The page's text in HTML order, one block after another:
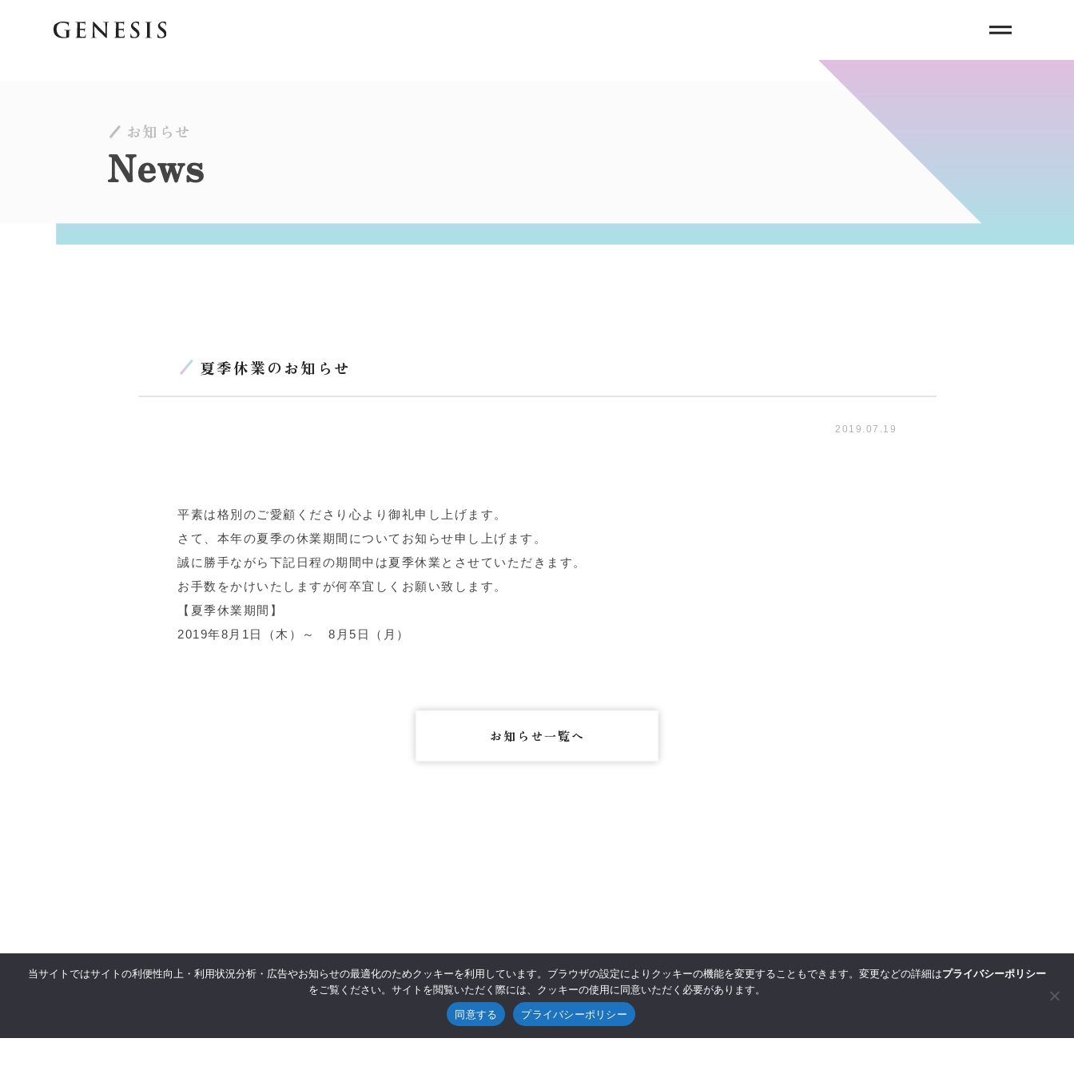
お知らせ
News
夏季休業のお知らせ
2019.07.19
平素は格別のご愛顧くださり心より御礼申し上げます。
さて、本年の夏季の休業期間についてお知らせ申し上げます。
誠に勝手ながら下記日程の期間中は夏季休業とさせていただきます。
お手数をかけいたしますが何卒宜しくお願い致します。
【夏季休業期間】
2019年8月1日（木）～ 8月5日（月）
お知らせ一覧へ
当サイトではサイトの利便性向上・利用状況分析・広告やお知らせの最適化のためクッキーを利用しています。ブラウザの設定によりクッキーの機能を変更することもできます。変更などの詳細はプライバシーポリシー
をご覧ください。サイトを閲覧いただく際には、クッキーの使用に同意いただく必要があります。
同意する
プライバシーポリシー